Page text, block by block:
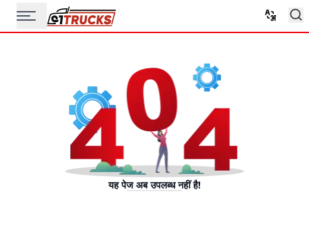
यह पेज अब उपलब्ध नहीं है!